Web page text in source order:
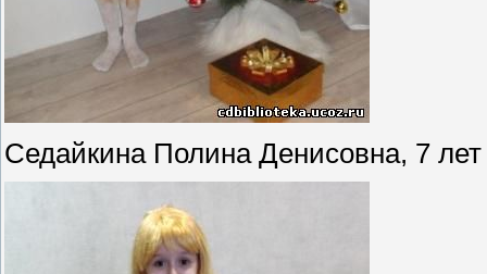
Седайкина Полина Денисовна, 7